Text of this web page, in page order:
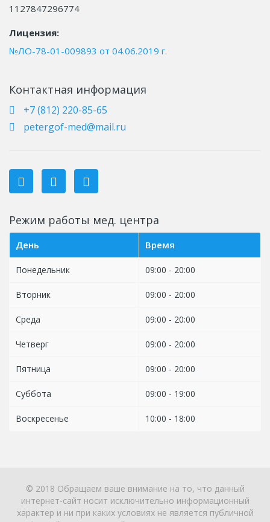
1127847296774
Лицензия:
№ЛО-78-01-009893 от 04.06.2019 г.
Контактная информация
+7 (812) 220-85-65
petergof-med@mail.ru
Режим работы мед. центра
День Время
Понедельник 09:00 - 20:00
Вторник 09:00 - 20:00
Среда 09:00 - 20:00
Четверг 09:00 - 20:00
Пятница 09:00 - 20:00
Суббота 09:00 - 19:00
Воскресенье 10:00 - 18:00
© 2018 Обращаем ваше внимание на то, что данный
интернет-сайт носит исключительно информационный
характер и ни при каких условиях не является публичной